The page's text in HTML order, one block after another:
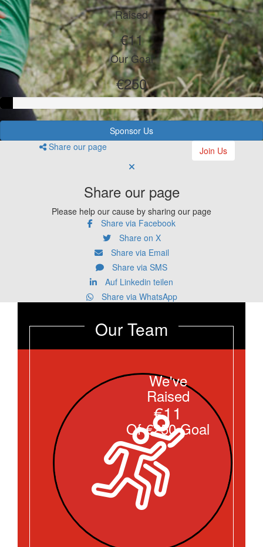
Raised
€11
Our Goal
€250
Sponsor Us
Share our page
Join Us
Share our page
Please help our cause by sharing our page
Share via Facebook
Share on X
Share via Email
Share via SMS
Auf Linkedin teilen
Share via WhatsApp
Our Team
We've
Raised
€11
Of €250 Goal